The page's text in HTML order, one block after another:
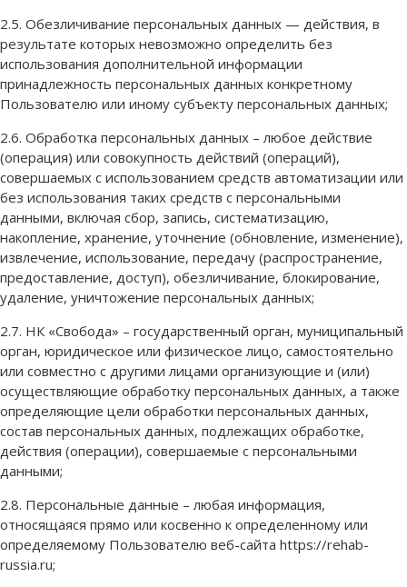
2.5. Обезличивание персональных данных — действия, в
результате которых невозможно определить без
использования дополнительной информации
принадлежность персональных данных конкретному
Пользователю или иному субъекту персональных данных;
2.6. Обработка персональных данных – любое действие
(операция) или совокупность действий (операций),
совершаемых с использованием средств автоматизации или
без использования таких средств с персональными
данными, включая сбор, запись, систематизацию,
накопление, хранение, уточнение (обновление, изменение),
извлечение, использование, передачу (распространение,
предоставление, доступ), обезличивание, блокирование,
удаление, уничтожение персональных данных;
2.7. НК «Свобода» – государственный орган, муниципальный
орган, юридическое или физическое лицо, самостоятельно
или совместно с другими лицами организующие и (или)
осуществляющие обработку персональных данных, а также
определяющие цели обработки персональных данных,
состав персональных данных, подлежащих обработке,
действия (операции), совершаемые с персональными
данными;
2.8. Персональные данные – любая информация,
относящаяся прямо или косвенно к определенному или
определяемому Пользователю веб-сайта https://rehab-
russia.ru;